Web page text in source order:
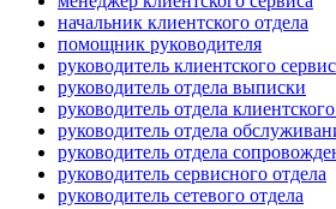
начальник клиентского отдела
помощник руководителя
руководитель клиентского
руководитель отдела выписки
руководитель отдела
руководитель отдела
руководитель отдела
руководитель сервисного отдела
руководитель сетевого отдела